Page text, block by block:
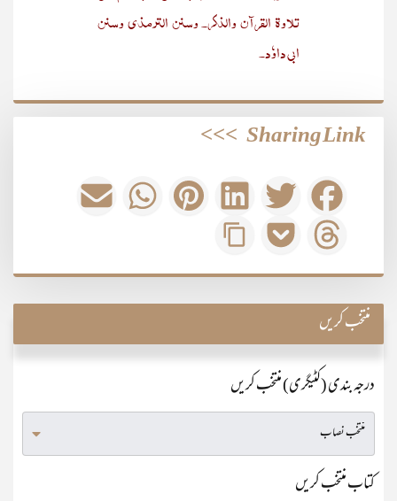
تلاوۃ القرآن والذکر۔ وسنن الترمذی وسنن
ابی داوٗد۔
Sharing Link
>>>
منتخب کریں
درجہ بندی (کٹیگری) منتخب کریں
کتاب منتخب کریں